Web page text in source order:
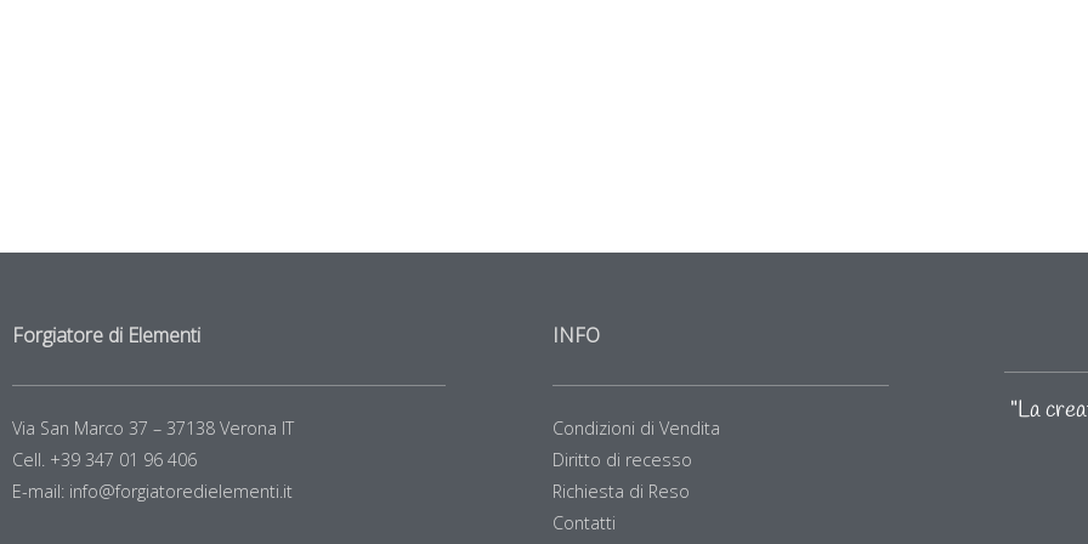
Forgiatore di Elementi
Via San Marco 37 – 37138 Verona IT
Cell. +39 347 01 96 406
E-mail: info@forgiatoredielementi.it
INFO
Condizioni di Vendita
Diritto di recesso
Richiesta di Reso
Contatti
"La